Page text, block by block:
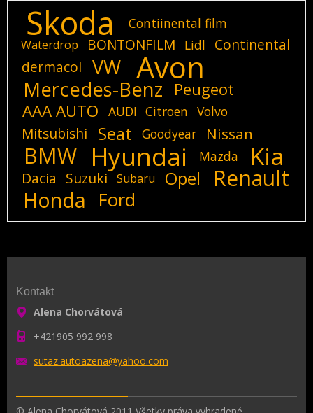
Skoda Contiinental film
Waterdrop BONTONFILM Lidl
Continental
dermacol
VW Avon
Mercedes-Benz
Peugeot
AAA AUTO
AUDI Citroen Volvo
Mitsubishi Seat Goodyear Nissan
BMW Hyundai Mazda Kia
Dacia Suzuki Subaru Opel Renault
Honda Ford
Kontakt
Alena Chorvátová
+421905 992 998
sutaz.autoazena@yahoo.com